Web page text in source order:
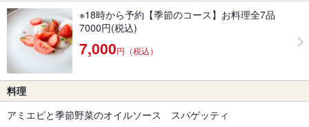
※18時から予約【季節のコース】お料理全7品
7000円(税込)
7,000円（税込）
料理
アミエビと季節野菜のオイルソース スパゲッティ